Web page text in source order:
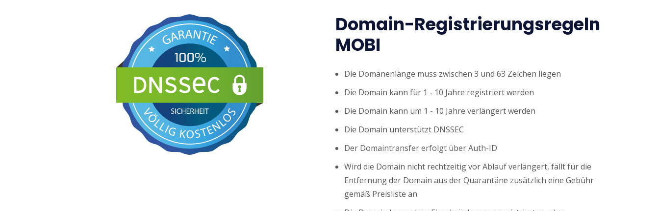
Domain-Registrierungsregeln
MOBI
Die Domänenlänge muss zwischen 3 und 63 Zeichen liegen
Die Domain kann für 1 - 10 Jahre registriert werden
Die Domain kann um 1 - 10 Jahre verlängert werden
Die Domain unterstützt DNSSEC
Der Domaintransfer erfolgt über Auth-ID
Wird die Domain nicht rechtzeitig vor Ablauf verlängert, fällt für die
Entfernung der Domain aus der Quarantäne zusätzlich eine Gebühr
gemäß Preisliste an